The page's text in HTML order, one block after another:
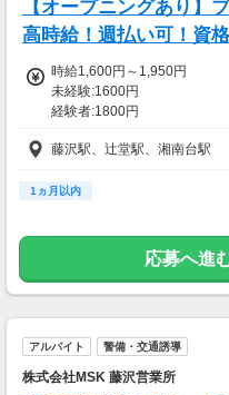
【オープニングあり】
高時給！週払い可！資
時給1,600円～1,950円
未経験:1600円
経験者:1800円
介護福祉士:1950円
藤沢駅、辻堂駅、湘南台駅
1ヵ月以内
応募へ進
アルバイト 警備・交通誘導
株式会社MSK 藤沢営業所